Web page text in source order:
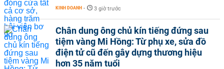
KINH DOANH - 3 giờ trước
Chân dung ông chủ kín tiếng đứng sau
tiệm vàng Mi Hồng: Từ phụ xe, sửa đồ
điện tử cũ đến gây dựng thương hiệu
hơn 35 năm tuổi